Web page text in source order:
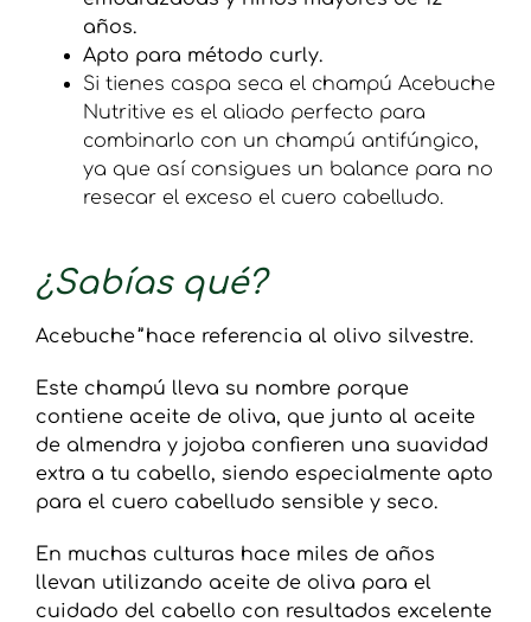
años.
Apto para método curly.
Si tienes caspa seca el champú Acebuche
Nutritive es el aliado perfecto para
combinarlo con un champú antifúngico,
ya que así consigues un balance para no
resecar el exceso el cuero cabelludo.
¿Sabías qué?
Acebuche”hace referencia al olivo silvestre.
Este champú lleva su nombre porque
contiene aceite de oliva, que junto al aceite
de almendra y jojoba confieren una suavidad
extra a tu cabello, siendo especialmente apto
para el cuero cabelludo sensible y seco.
En muchas culturas hace miles de años
llevan utilizando aceite de oliva para el
cuidado del cabello con resultados excelente